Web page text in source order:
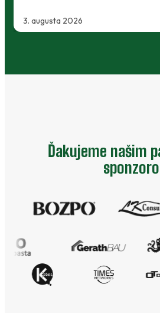
2. augusta 2026
Ďakujeme našim